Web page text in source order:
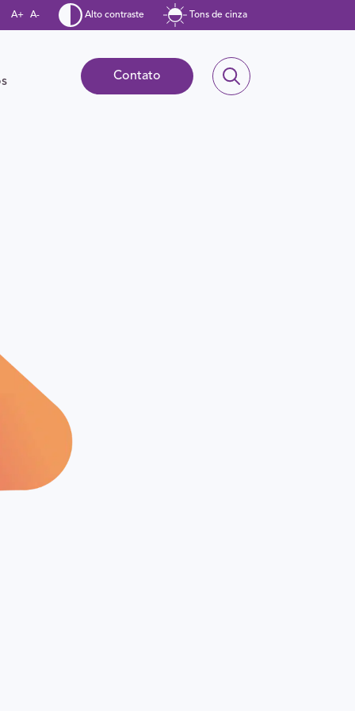
A+ A- Alto contraste Tons de cinza
Contato